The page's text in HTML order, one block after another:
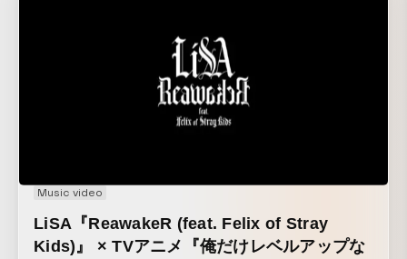
Music video
LiSA『ReawakeR (feat. Felix of Stray
Kids)』 × TVアニメ『俺だけレベルアップな